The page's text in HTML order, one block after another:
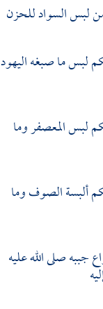
لبس السواد للحزن
لبس ما صبغه اليهود
لبس المعصفر وما
ألبسة الصوف وما
جببه صلى الله عليه